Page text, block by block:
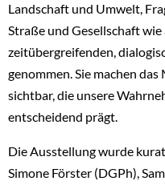
Landschaft und Umwelt,
Straße und Gesellschaft
zeitübergreifenden,
genommen. Sie machen
sichtbar, die unsere
entscheidend prägt.
Die Ausstellung wurde
Simone Förster (DGPh),